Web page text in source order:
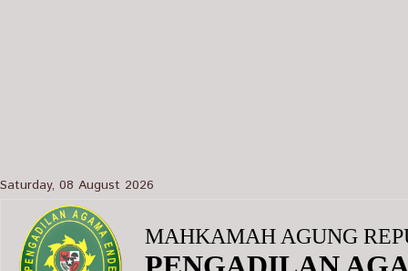
Saturday, 08 August 2026
MAHKAMAH AGUNG